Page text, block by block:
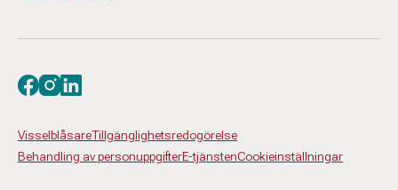
VisselblåsareTillgänglighetsredogörelse
Behandling av personuppgifterE-tjänstenCookieinställningar
Besök oss på facebook
Besök oss på instagram
Besök oss på linkedin